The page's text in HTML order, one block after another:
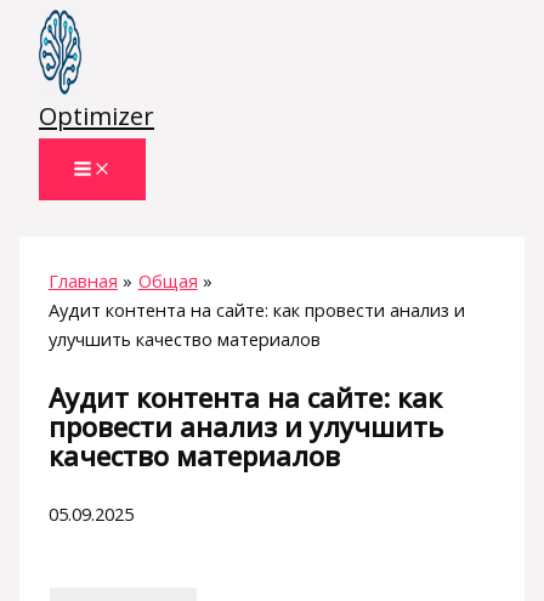
Перейти
содержимому
Optimizer
Главная
Общая
Аудит контента на сайте: как провести анализ и
улучшить качество материалов
Аудит контента на сайте: как
провести анализ и улучшить
качество материалов
05.09.2025